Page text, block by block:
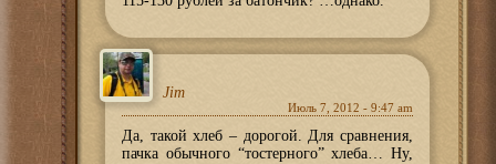
Jim
Июль 7, 2012 - 9:47 am
Да, такой хлеб – дорогой. Для сравнения,
пачка обычного “тостерного” хлеба… Ну,